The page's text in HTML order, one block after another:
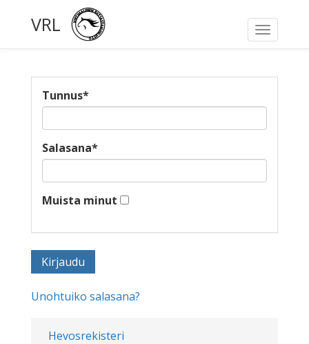
Toggle
VRL
Hevosrekisteri
Tunnus*
Salasana*
Muista minut
Unohtuiko salasana?